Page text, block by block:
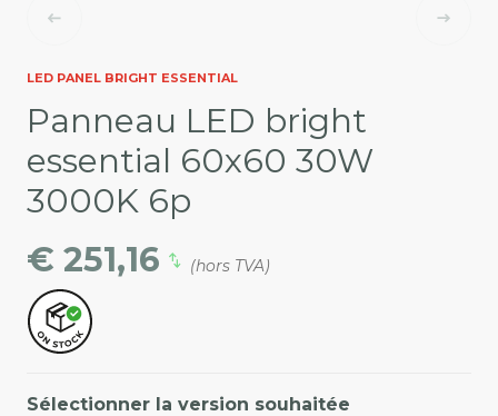
LED PANEL BRIGHT ESSENTIAL
Panneau LED bright
essential 60x60 30W
3000K 6p
€ 251,16
(hors TVA)
Sélectionner la version souhaitée